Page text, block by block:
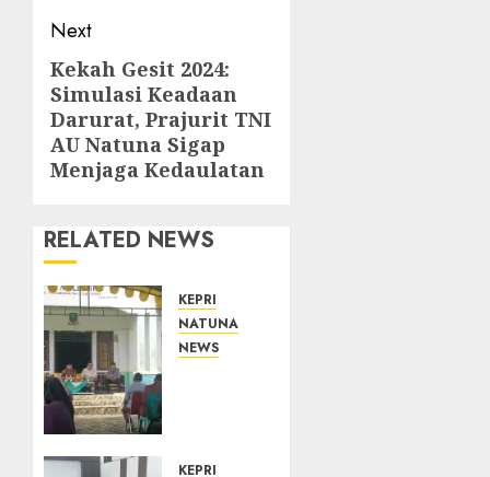
Next
Next
post:
Kekah Gesit 2024:
Simulasi Keadaan
Darurat, Prajurit TNI
AU Natuna Sigap
Menjaga Kedaulatan
RELATED NEWS
KEPRI
NATUNA
NEWS
Kepri
KEPRI